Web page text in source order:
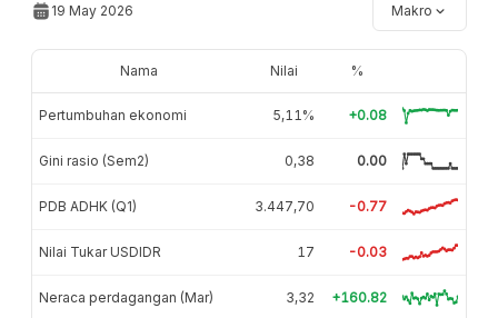
19 May 2026 Makro
Nama Nilai %
Pertumbuhan ekonomi 5,11% +0.08
Gini rasio (Sem2) 0,38 0.00
PDB ADHK (Q1) 3.447,70 -0.77
Nilai Tukar USDIDR 17 -0.03
Neraca perdagangan (Mar) 3,32 +160.82